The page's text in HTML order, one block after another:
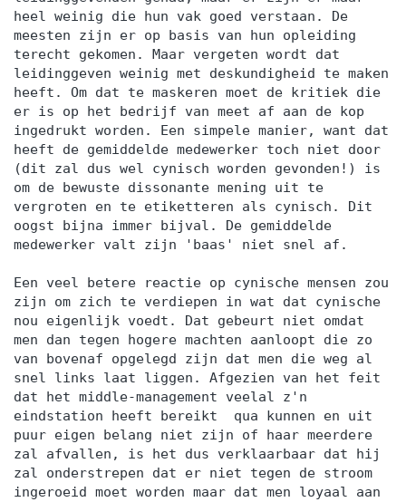
heel weinig die hun vak goed verstaan. De
meesten zijn er op basis van hun opleiding
terecht gekomen. Maar vergeten wordt dat
leidinggeven weinig met deskundigheid te maken
heeft. Om dat te maskeren moet de kritiek die
er is op het bedrijf van meet af aan de kop
ingedrukt worden. Een simpele manier, want dat
heeft de gemiddelde medewerker toch niet door
(dit zal dus wel cynisch worden gevonden!) is
om de bewuste dissonante mening uit te
vergroten en te etiketteren als cynisch. Dit
oogst bijna immer bijval. De gemiddelde
medewerker valt zijn 'baas' niet snel af.
Een veel betere reactie op cynische mensen zou
zijn om zich te verdiepen in wat dat cynische
nou eigenlijk voedt. Dat gebeurt niet omdat
men dan tegen hogere machten aanloopt die zo
van bovenaf opgelegd zijn dat men die weg al
snel links laat liggen. Afgezien van het feit
dat het middle-management veelal z'n
eindstation heeft bereikt qua kunnen en uit
puur eigen belang niet zijn of haar meerdere
zal afvallen, is het dus verklaarbaar dat hij
zal onderstrepen dat er niet tegen de stroom
ingeroeid moet worden maar dat men loyaal aan